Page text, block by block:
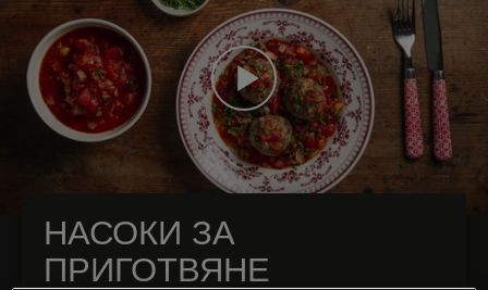
НАСОКИ ЗА
ПРИГОТВЯНЕ